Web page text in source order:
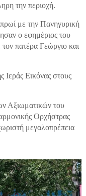
την περιοχή.
με την Πανηγυρική
ο εφημέριος του
πατέρα Γεώργιο και
Εικόνας στους
Αξιωματικών του
Ορχήστρας
μεγαλοπρέπεια